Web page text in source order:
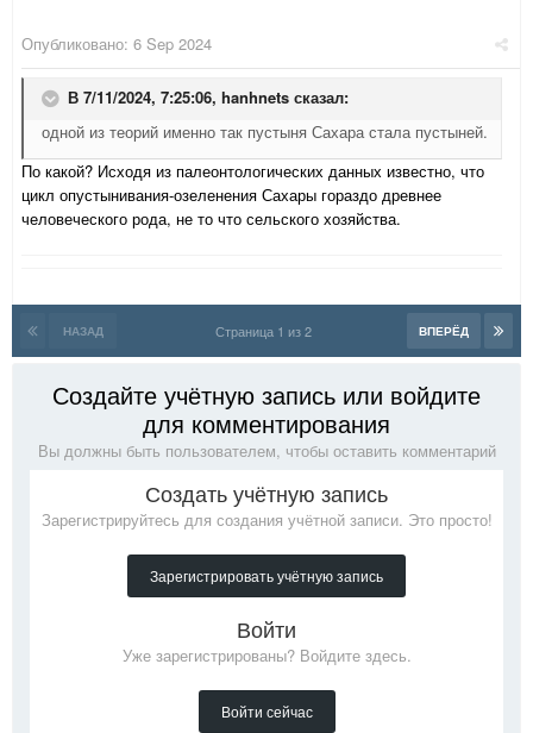
Опубликовано: 6 Sep 2024
В 7/11/2024, 7:25:06, hanhnets сказал:
одной из теорий именно так пустыня Сахара стала пустыней.
По какой? Исходя из палеонтологических данных известно, что
цикл опустынивания-озеленения Сахары гораздо древнее
человеческого рода, не то что сельского хозяйства.
НАЗАД ВПЕРЁД
Страница 1 из 2
Создайте учётную запись или войдите
для комментирования
Вы должны быть пользователем, чтобы оставить комментарий
Создать учётную запись
Зарегистрируйтесь для создания учётной записи. Это просто!
Зарегистрировать учётную запись
Войти
Уже зарегистрированы? Войдите здесь.
Войти сейчас